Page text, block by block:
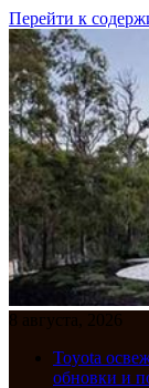
Перейти к
8 августа, 2026
Toyota
обновки и